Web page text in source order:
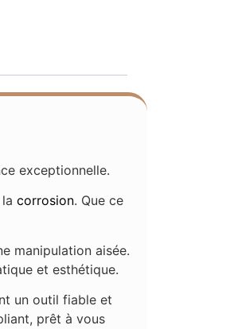
exceptionnelle.
lacorrosion. Que ce
manipulation aisée.
et esthétique.
un outil fiable et
prêt à vous